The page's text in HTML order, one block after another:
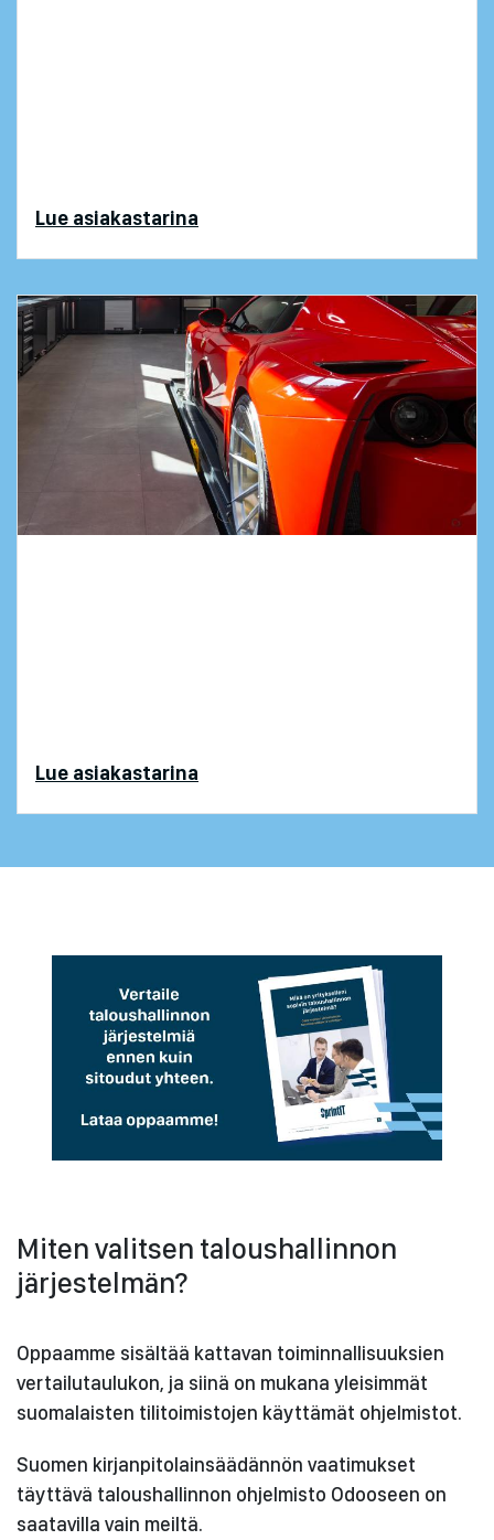
Lue asiakastarina
Lue asiakastarina
Miten valitsen taloushallinnon
järjestelmän?
Oppaamme sisältää kattavan toiminnallisuuksien
vertailutaulukon, ja siinä on mukana yleisimmät
suomalaisten tilitoimistojen käyttämät ohjelmistot.
Suomen kirjanpitolainsäädännön vaatimukset
täyttävä taloushallinnon ohjelmisto Odooseen on
saatavilla vain meiltä.